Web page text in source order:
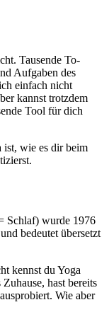
Tausende To-
Aufgaben des
einfach nicht
kannst trotzdem
Tool für dich
ist, wie es dir beim
Schlaf) wurde 1976
bedeutet übersetzt
kennst du Yoga
hast bereits
Wie aber